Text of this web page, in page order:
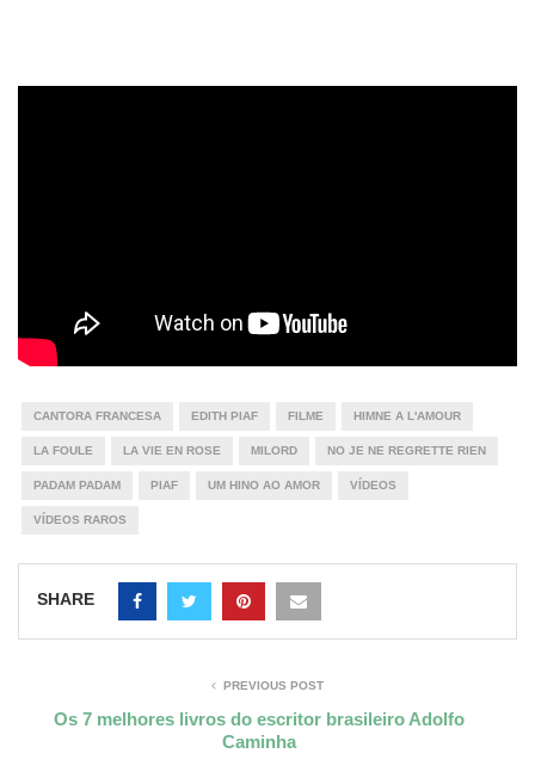
CANTORA FRANCESA EDITH PIAF FILME HIMNE A L'AMOUR
LA FOULE LA VIE EN ROSE MILORD NO JE NE REGRETTE RIEN
PADAM PADAM PIAF UM HINO AO AMOR VÍDEOS
VÍDEOS RAROS
SHARE
PREVIOUS POST
Os 7 melhores livros do escritor brasileiro Adolfo
Caminha